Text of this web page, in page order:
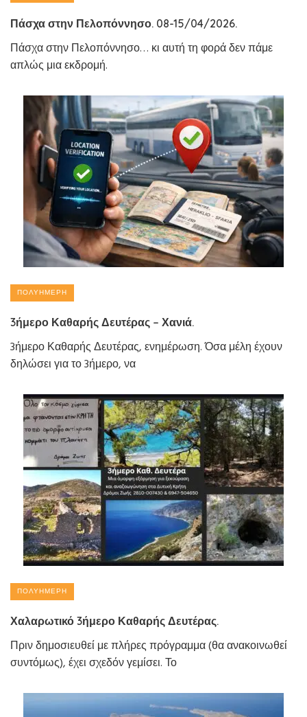
Πάσχα στην Πελοπόννησο. 08-15/04/2026.
Πάσχα στην Πελοπόννησο… κι αυτή τη φορά δεν πάμε
απλώς μια εκδρομή.
ΠΟΛΥΉΜΕΡΗ
3ήμερο Καθαρής Δευτέρας – Χανιά.
3ήμερο Καθαρής Δευτέρας, ενημέρωση. Όσα μέλη έχουν
δηλώσει για το 3ήμερο, να
ΠΟΛΥΉΜΕΡΗ
Χαλαρωτικό 3ήμερο Καθαρής Δευτέρας.
Πριν δημοσιευθεί με πλήρες πρόγραμμα (θα ανακοινωθεί
συντόμως), έχει σχεδόν γεμίσει. Το